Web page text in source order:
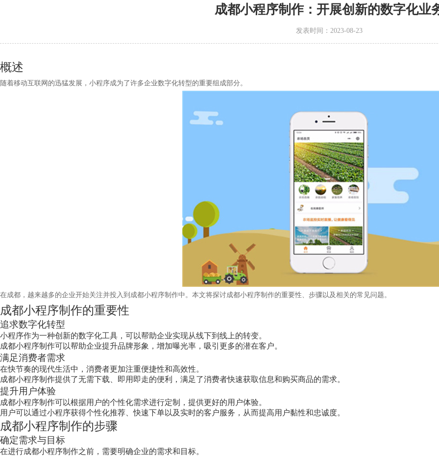
成都小程序制作：开展创新的数字化业
发表时间：2023-08-23
概述
随着移动互联网的迅猛发展，小程序成为了许多企业数字化转型的重要组成部分。
在成都，越来越多的企业开始关注并投入到成都小程序制作中。本文将探讨成都小程序制作的重要性、步骤以及相关的常见问题。
成都小程序制作的重要性
追求数字化转型
小程序作为一种创新的数字化工具，可以帮助企业实现从线下到线上的转变。
成都小程序制作可以帮助企业提升品牌形象，增加曝光率，吸引更多的潜在客户。
满足消费者需求
在快节奏的现代生活中，消费者更加注重便捷性和高效性。
成都小程序制作提供了无需下载、即用即走的便利，满足了消费者快速获取信息和购买商品的需求。
提升用户体验
成都小程序制作可以根据用户的个性化需求进行定制，提供更好的用户体验。
用户可以通过小程序获得个性化推荐、快速下单以及实时的客户服务，从而提高用户黏性和忠诚度。
成都小程序制作的步骤
确定需求与目标
在进行成都小程序制作之前，需要明确企业的需求和目标。